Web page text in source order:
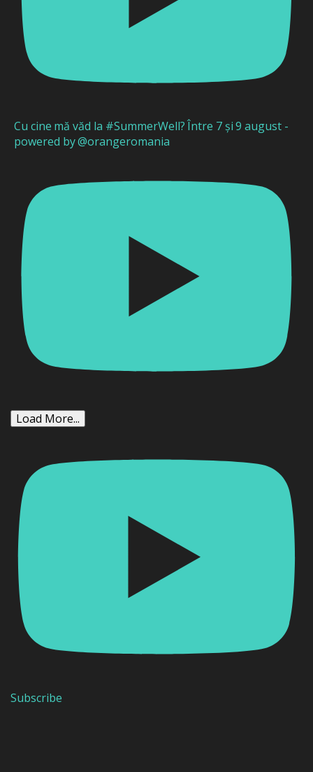
Cu cine mă văd la #SummerWell? Între 7 și 9 august -
powered by @orangeromania
Load More...
Subscribe